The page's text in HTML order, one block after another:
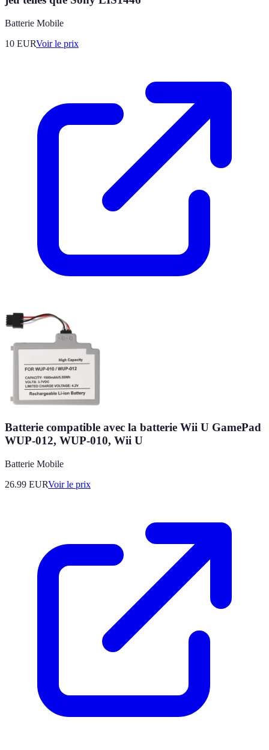
Batterie Mobile
10 EURVoir le prix
Batterie compatible avec la batterie Wii U GamePad
WUP-012, WUP-010, Wii U
Batterie Mobile
26.99 EURVoir le prix